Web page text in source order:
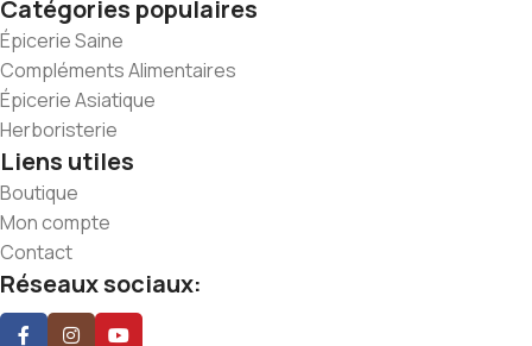
Catégories populaires
Épicerie Saine
Compléments Alimentaires
Épicerie Asiatique
Herboristerie
Liens utiles
Boutique
Mon compte
Contact
Réseaux sociaux: